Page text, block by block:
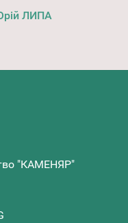
ЛИПА
"КАМЕНЯР"